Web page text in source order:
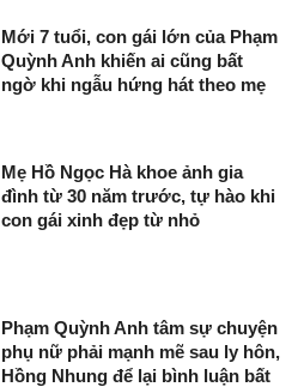
Mới 7 tuổi, con gái lớn của Phạm
Quỳnh Anh khiến ai cũng bất
ngờ khi ngẫu hứng hát theo mẹ
Mẹ Hồ Ngọc Hà khoe ảnh gia
đình từ 30 năm trước, tự hào khi
con gái xinh đẹp từ nhỏ
Phạm Quỳnh Anh tâm sự chuyện
phụ nữ phải mạnh mẽ sau ly hôn,
Hồng Nhung để lại bình luận bất